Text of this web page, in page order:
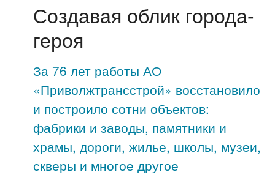
Создавая облик города-
героя
За 76 лет работы АО
«Приволжтрансстрой» восстановило
и построило сотни объектов:
фабрики и заводы, памятники и
храмы, дороги, жилье, школы, музеи,
скверы и многое другое